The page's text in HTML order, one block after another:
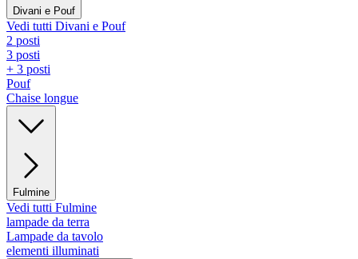
Divani e Pouf
Vedi tutti Divani e Pouf
2 posti
3 posti
+ 3 posti
Pouf
Chaise longue
Fulmine
Vedi tutti Fulmine
lampade da terra
Lampade da tavolo
elementi illuminati